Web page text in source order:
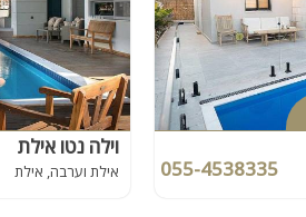
055-4538335
וילה נטו אילת
אילת וערבה, אילת